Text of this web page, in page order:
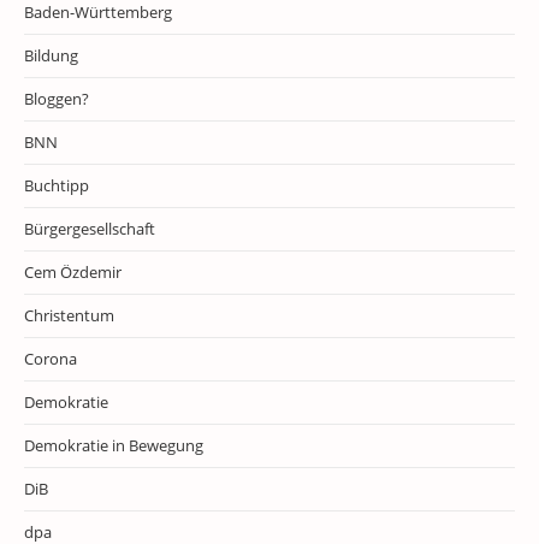
Baden-Württemberg
Bildung
Bloggen?
BNN
Buchtipp
Bürgergesellschaft
Cem Özdemir
Christentum
Corona
Demokratie
Demokratie in Bewegung
DiB
dpa